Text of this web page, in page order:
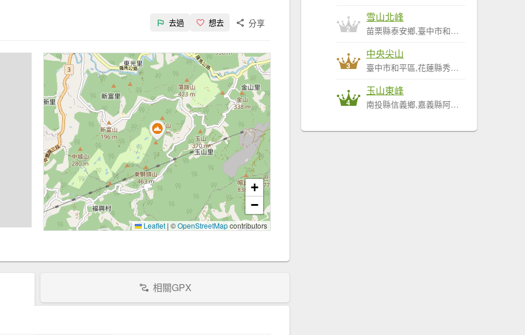
去過 想去 分享
+
−
Leaflet | ©OpenStreetMapcontributors
相關GPX
2
雪山北峰
苗栗縣泰安鄉,臺中市和平區
3
中央尖山
臺中市和平區,花蓮縣秀林鄉
4
玉山東峰
南投縣信義鄉,嘉義縣阿里山鄉